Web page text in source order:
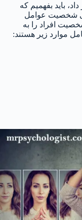
باید بفهمیم که
شخصیت عوامل
افراد را به
موارد زیر هستند: